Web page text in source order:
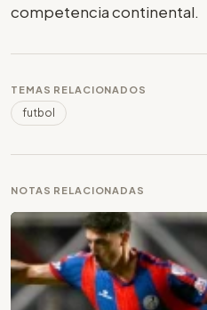
competencia continental.
TEMAS RELACIONADOS
futbol
NOTAS RELACIONADAS